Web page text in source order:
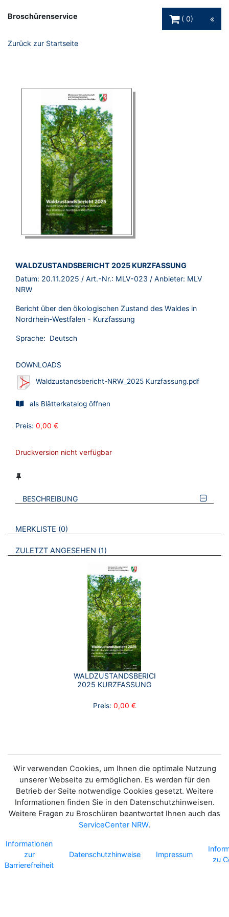
Broschürenservice
0
Zurück zur Startseite
BROSCHÜRE:
WALDZUSTANDSBERICHT 2025 KURZFASSUNG
Datum: 20.11.2025 / Art.-Nr.: MLV-023 / Anbieter: MLV
NRW
Bericht über den ökologischen Zustand des Waldes in
Nordrhein-Westfalen - Kurzfassung
Sprache: Deutsch
DOWNLOADS
Waldzustandsbericht-NRW_2025 Kurzfassung.pdf
als Blätterkatalog öffnen
Preis: 0,00 €
Druckversion nicht verfügbar
BESCHREIBUNG
VERWEISE AUF VERMERKTE- ODER ZULETZT ANGESEHENE
MERKLISTE 0 BROSCHÜREN
ZULETZT ANGESEHEN 1 BROSCHÜREN
WALDZUSTANDSBERICHT
2025 KURZFASSUNG
Preis: 0,00 €
Wir verwenden Cookies, um Ihnen die optimale Nutzung
unserer Webseite zu ermöglichen. Es werden für den
Betrieb der Seite notwendige Cookies gesetzt. Weitere
Informationen finden Sie in den Datenschutzhinweisen.
Weitere Fragen zu Broschüren beantwortet Ihnen auch das
ServiceCenter NRW.
Informationen
zur
Barrierefreiheit
Datenschutzhinweise Impressum
zu